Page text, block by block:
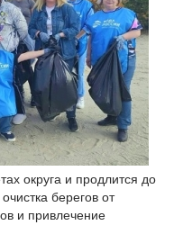
округа и продлится до
берегов от
и привлечение